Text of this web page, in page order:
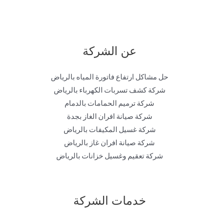
عن الشركة
حل مشاكل ارتفاع فاتورة المياه بالرياض
شركة كشف تسربات الكهرباء بالرياض
شركة ترميم الحمامات بالدمام
شركة صيانة افران الغاز بجدة
شركة غسيل المكيفات بالرياض
شركة صيانة افران غاز بالرياض
شركة تعقيم وغسيل خزانات بالرياض
خدمات الشركة